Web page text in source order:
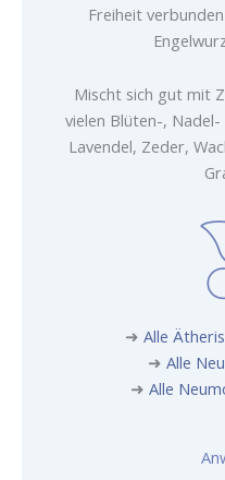
Freiheit
Mischt sich gut mit
vielen Blüten-,
Lavendel, Zeder,
➜ Alle
➜ Alle
➜ Alle